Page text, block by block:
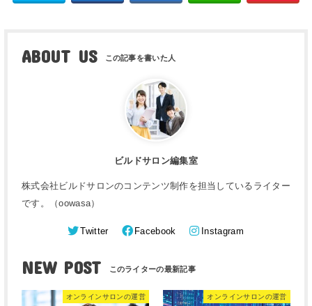
ABOUT US
ビルドサロン編集室
株式会社ビルドサロンのコンテンツ制作を担当しているライター
です。（oowasa）
Twitter Facebook Instagram
NEW POST
オンラインサロンの運営 オンラインサロンの運営